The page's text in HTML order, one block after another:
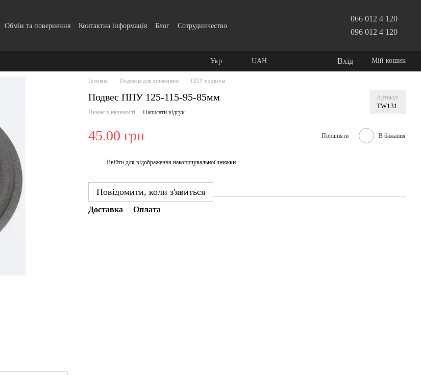
Обмін та повернення Контактна інформація Блог Сотрудничество
066 012 4 120
096 012 4 120
Укр UAH Вхід Мій кошик
Головна Подвесы для динамиков ППУ подвесы
Подвес ППУ 125-115-95-85мм Артикул
TW131
Немає в наявності Написати відгук
45.00 грн Порівняти В бажання
Ввійти для відображення накопичувальної знижки
Повідомити, коли з'явиться
Доставка Оплата